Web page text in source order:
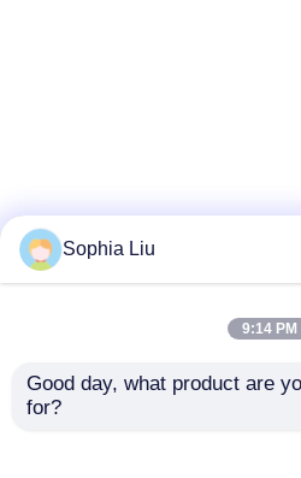
Sophia Liu
9:14 PM
Good day, what product are
for?